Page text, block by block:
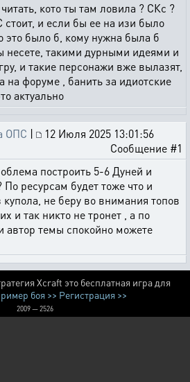
кото ты там ловила ? СКс ?
и если бы ее на изи было
это было б, кому нужна была б
несете, такими дурными идеями и
и такие персонажи вже вылазят,
на форуме , банить за идиотские
актуально
ОПС |
12 Июля 2025 13:01:56
Сообщение #1
построить 5-6 Дуней и
По ресурсам будет тоже что и
не беру во внимания топов
и так никто не тронет , а по
автор темы спокойно можете
Xcraft это бесплатная игра для
боя >> Регистрация >>
2009 — 2526